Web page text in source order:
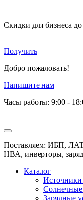
Скидки для бизнеса до
Получить
Добро пожаловать!
Напишите нам
Часы работы: 9:00 -
Поставляем: ИБП,
НВА, инверторы,
Каталог
Источники
Зарядные